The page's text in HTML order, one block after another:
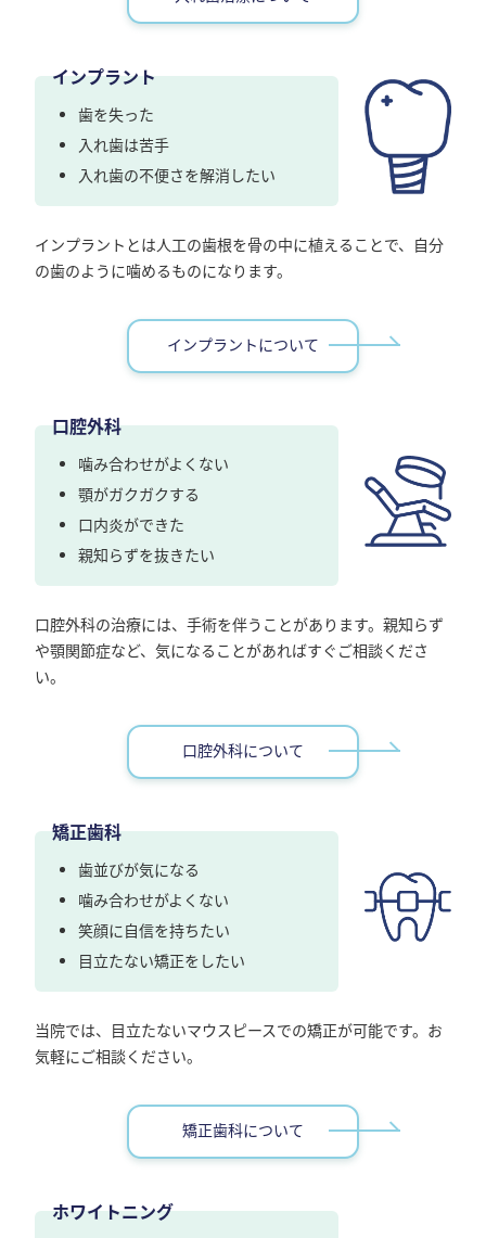
インプラント
歯を失った
入れ歯は苦手
入れ歯の不便さを解消したい
インプラントとは人工の歯根を骨の中に植えることで、自分
の歯のように噛めるものになります。
インプラントについて
口腔外科
噛み合わせがよくない
顎がガクガクする
口内炎ができた
親知らずを抜きたい
口腔外科の治療には、手術を伴うことがあります。親知らず
や顎関節症など、気になることがあればすぐご相談くださ
い。
口腔外科について
矯正歯科
歯並びが気になる
噛み合わせがよくない
笑顔に自信を持ちたい
目立たない矯正をしたい
当院では、目立たないマウスピースでの矯正が可能です。お
気軽にご相談ください。
矯正歯科について
ホワイトニング